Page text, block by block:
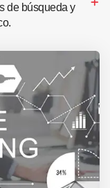
de búsqueda y